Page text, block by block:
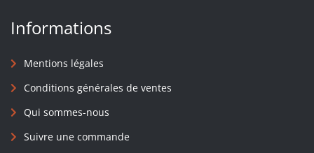
Informations
Mentions légales
Conditions générales de ventes
Qui sommes-nous
Suivre une commande